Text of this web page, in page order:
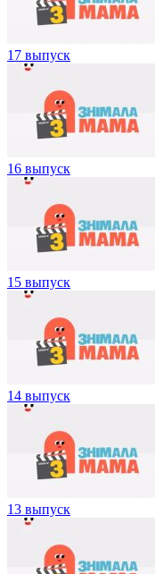
17 выпуск
16 выпуск
15 выпуск
14 выпуск
13 выпуск